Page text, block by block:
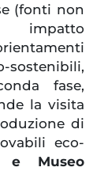
(fonti non
impatto
fase,
la visita
di
eco-
e Museo